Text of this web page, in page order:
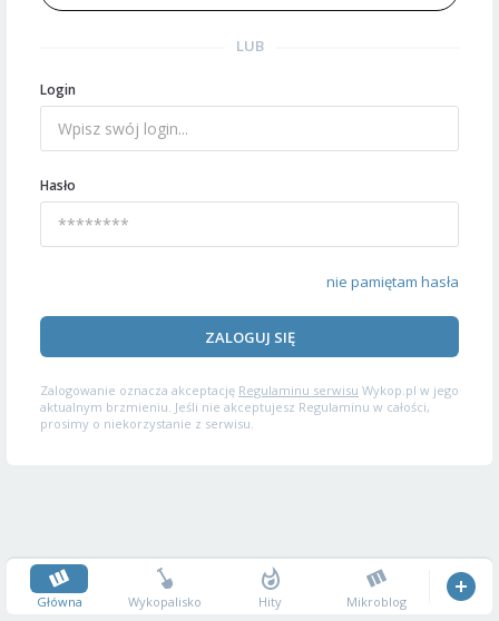
LUB
Login
Hasło
nie pamiętam hasła
ZALOGUJ SIĘ
Zalogowanie oznacza akceptację Regulaminu serwisu Wykop.pl w jego
aktualnym brzmieniu. Jeśli nie akceptujesz Regulaminu w całości,
prosimy o niekorzystanie z serwisu.
Główna Wykopalisko Hity Mikroblog